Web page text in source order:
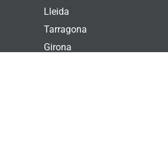
Lleida
Tarragona
Girona